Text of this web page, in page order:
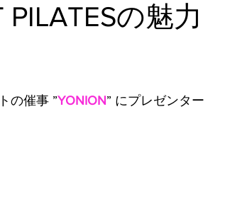
の魅力
の催事 ”YONION” にプレゼンター